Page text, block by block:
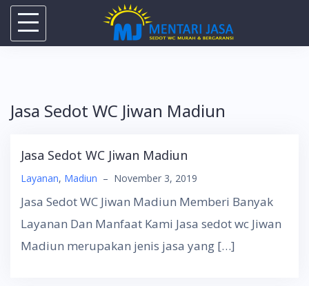
Skip
Jasa Sedot WC Jiwan Madiun
Jasa Sedot WC Jiwan Madiun
Layanan, Madiun – November 3, 2019
Jasa Sedot WC Jiwan Madiun Memberi Banyak
Layanan Dan Manfaat Kami Jasa sedot wc Jiwan
Madiun merupakan jenis jasa yang […]